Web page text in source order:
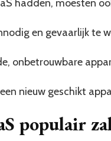
hadden, moesten
en gevaarlijk te
onbetrouwbare
nieuw geschikt
populair